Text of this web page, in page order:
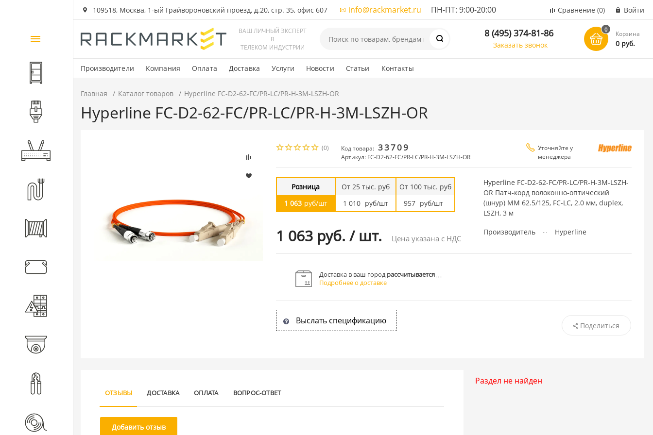
109518, Москва, 1-ый Грайвороновский проезд, д.20, стр. 35, офис 607 info@rackmarket.ru ПН-ПТ: 9:00-20:00 Сравнение (0) Войти
ВАШ ЛИЧНЫЙ ЭКСПЕРТ
В
ТЕЛЕКОМ ИНДУСТРИИ
8 (495) 374-81-86
Заказать звонок
0
Корзина
0 руб.
Производители Компания Оплата Доставка Услуги Новости Статьи Контакты
Каталог
товаров
Шкафы и стойки
Компоненты СКС
Расходные материалы
Главная Каталог товаров Hyperline FC-D2-62-FC/PR-LC/PR-H-3M-LSZH-OR
Hyperline FC-D2-62-FC/PR-LC/PR-H-3M-LSZH-OR
(0) Код товара: 33709
Артикул: FC-D2-62-FC/PR-LC/PR-H-3M-LSZH-OR
Уточняйте у
менеджера
Розница
1 063 руб/шт
От 25 тыс. руб
1 010 руб/шт
От 100 тыс. руб
957 руб/шт
1 063 руб. / шт. Цена указана с НДС
Hyperline FC-D2-62-FC/PR-LC/PR-H-3M-LSZH-
OR Патч-корд волоконно-оптический
(шнур) MM 62.5/125, FC-LC, 2.0 мм, duplex,
LSZH, 3 м
Производитель Hyperline
Доставка в ваш городрассчитывается
Подробнее о доставке
Выслать спецификацию Поделиться
ОТЗЫВЫ ДОСТАВКА ОПЛАТА ВОПРОС-ОТВЕТ
Добавить отзыв
Раздел не найден